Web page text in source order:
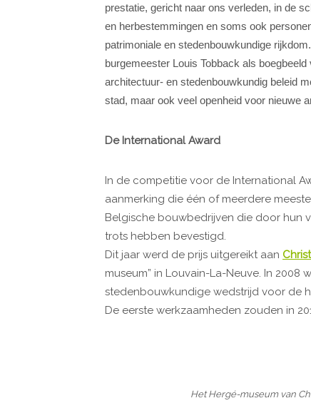
prestatie, gericht naar ons verleden, in de
en herbestemmingen en soms ook
patrimoniale en stedenbouwkundige
burgemeester Louis Tobback als
architectuur- en stedenbouwkundig beleid
stad, maar ook veel openheid voor nieuwe
De International Award
In de competitie voor de International
aanmerking die één of meerdere
Belgische bouwbedrijven die door hun
trots hebben bevestigd.
Dit jaar werd de prijs uitgereikt aan
museum” in Louvain-La-Neuve. In
stedenbouwkundige wedstrijd voor de
De eerste werkzaamheden zouden in
Het Hergé-museum van